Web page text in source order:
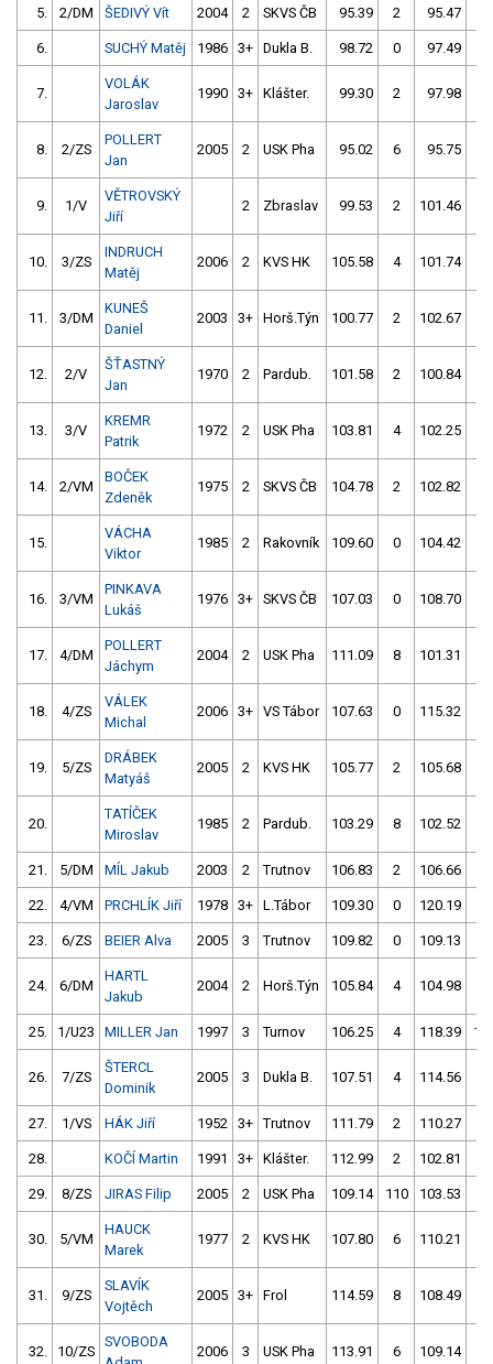
5. 2/DM ŠEDIVÝ Vít 2004 2 SKVS ČB 95.39 2 95.47
6. SUCHÝ Matěj 1986 3+ Dukla B. 98.72 0 97.49
7.
VOLÁK
Jaroslav
1990 3+ Klášter. 99.30 2 97.98
8. 2/ZS
POLLERT
Jan
2005 2 USK Pha 95.02 6 95.75
9. 1/V
VĚTROVSKÝ
Jiří
2 Zbraslav 99.53 2 101.46
10. 3/ZS
INDRUCH
Matěj
2006 2 KVS HK 105.58 4 101.74
11. 3/DM
KUNEŠ
Daniel
2003 3+ Horš.Týn 100.77 2 102.67
12. 2/V
ŠŤASTNÝ
Jan
1970 2 Pardub. 101.58 2 100.84
13. 3/V
KREMR
Patrik
1972 2 USK Pha 103.81 4 102.25
14. 2/VM
BOČEK
Zdeněk
1975 2 SKVS ČB 104.78 2 102.82
15.
VÁCHA
Viktor
1985 2 Rakovník 109.60 0 104.42
16. 3/VM
PINKAVA
Lukáš
1976 3+ SKVS ČB 107.03 0 108.70
17. 4/DM
POLLERT
Jáchym
2004 2 USK Pha 111.09 8 101.31
18. 4/ZS
VÁLEK
Michal
2006 3+ VS Tábor 107.63 0 115.32
19. 5/ZS
DRÁBEK
Matyáš
2005 2 KVS HK 105.77 2 105.68
20.
TATÍČEK
Miroslav
1985 2 Pardub. 103.29 8 102.52
21. 5/DM MÍL Jakub 2003 2 Trutnov 106.83 2 106.66
22. 4/VM PRCHLÍK Jiří 1978 3+ L.Tábor 109.30 0 120.19
23. 6/ZS BEIER Alva 2005 3 Trutnov 109.82 0 109.13
24. 6/DM
HARTL
Jakub
2004 2 Horš.Týn 105.84 4 104.98
25. 1/U23 MILLER Jan 1997 3 Turnov 106.25 4 118.39
26. 7/ZS
ŠTERCL
Dominik
2005 3 Dukla B. 107.51 4 114.56
27. 1/VS HÁK Jiří 1952 3+ Trutnov 111.79 2 110.27
28. KOČÍ Martin 1991 3+ Klášter. 112.99 2 102.81
29. 8/ZS JIRAS Filip 2005 2 USK Pha 109.14 110 103.53
30. 5/VM
HAUCK
Marek
1977 2 KVS HK 107.80 6 110.21
31. 9/ZS
SLAVÍK
Vojtěch
2005 3+ Frol 114.59 8 108.49
32. 10/ZS
SVOBODA
2006 3 USK Pha 113.91 6 109.14